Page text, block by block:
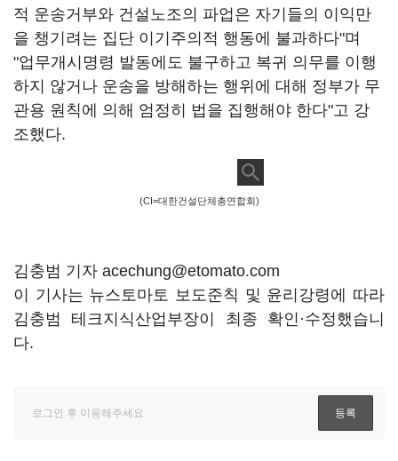
적 운송거부와 건설노조의 파업은 자기들의 이익만
을 챙기려는 집단 이기주의적 행동에 불과하다"며
"업무개시명령 발동에도 불구하고 복귀 의무를 이행
하지 않거나 운송을 방해하는 행위에 대해 정부가 무
관용 원칙에 의해 엄정히 법을 집행해야 한다"고 강
조했다.
(CI=대한건설단체총연합회)
김충범 기자 acechung@etomato.com
이 기사는 뉴스토마토 보도준칙 및 윤리강령에 따라
김충범 테크지식산업부장이 최종 확인·수정했습니
다.